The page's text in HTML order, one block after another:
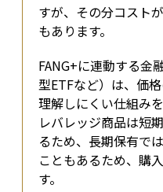
すが、その分コスト
もあります。
FANG+に連動する金
型ETFなど）は、価
理解しにくい仕組み
レバレッジ商品は短
るため、長期保有で
こともあるため、購
す。